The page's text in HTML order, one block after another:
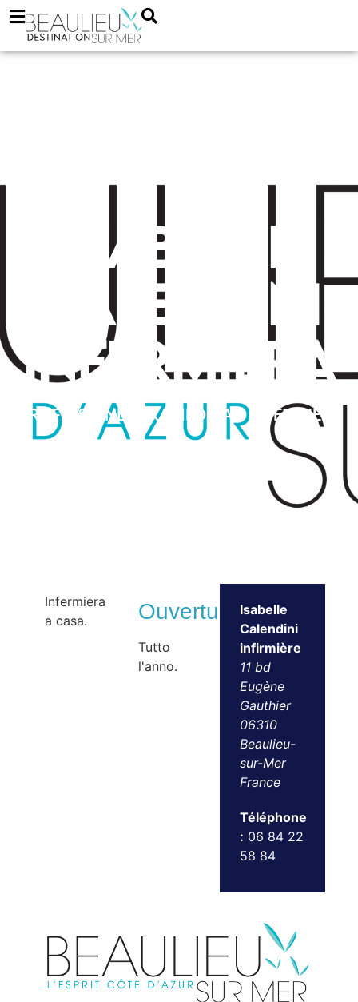
Isabelle
Calendini
infermiera
PROFESSIONE PARAMEDICA – INFERMIERE
Infermiera
a casa.
Ouvertures
Tutto
l'anno.
Isabelle
Calendini
infirmière
11 bd
Eugène
Gauthier
06310
Beaulieu-
sur-Mer
France
Téléphone
: 06 84 22
58 84